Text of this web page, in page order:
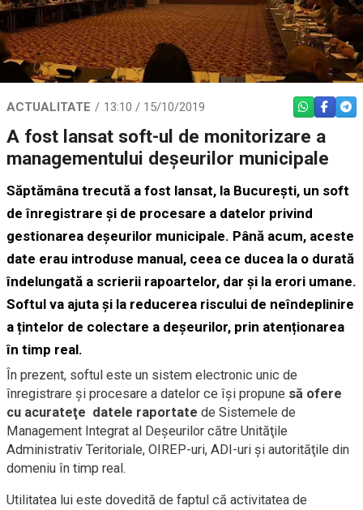
ACTUALITATE 13:10 / 15/10/2019 WHATSAPP
A fost lansat soft-ul de monitorizare a
managementului deșeurilor municipale
Săptămâna trecută a fost lansat, la București, un soft
de înregistrare şi de procesare a datelor privind
gestionarea deșeurilor municipale. Până acum, aceste
date erau introduse manual, ceea ce ducea la o durată
îndelungată a scrierii rapoartelor, dar și la erori umane.
Softul va ajuta și la reducerea riscului de neîndeplinire
a țintelor de colectare a deșeurilor, prin atenționarea
în timp real.
În prezent, softul este un sistem electronic unic de
înregistrare şi procesare a datelor ce își propune să ofere
cu acurateţe datele raportate de Sistemele de
Management Integrat al Deşeurilor către Unităţile
Administrativ Teritoriale, OIREP-uri, ADI-uri şi autorităţile din
domeniu în timp real.
Utilitatea lui este dovedită de faptul că activitatea de